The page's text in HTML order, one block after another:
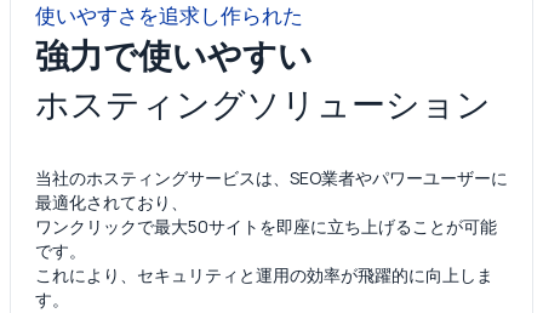
使いやすさを追求し作られた
強力で使いやすい
ホスティングソリューション
当社のホスティングサービスは、SEO業者やパワーユーザーに
最適化されており、
ワンクリックで最大50サイトを即座に立ち上げることが可能
です。
これにより、セキュリティと運用の効率が飛躍的に向上しま
す。